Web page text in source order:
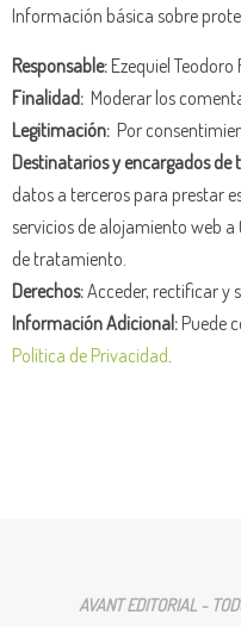
Información básica sobre
Responsable:Ezequiel Teodoro
Finalidad: Moderar los
Legitimación: Por
Destinatarios y encargados
datos a terceros para prestar
servicios de alojamiento web
de tratamiento.
Derechos:Acceder, rectificar y
Información Adicional:Puede
Política de Privacidad
AVANT EDITORIAL -